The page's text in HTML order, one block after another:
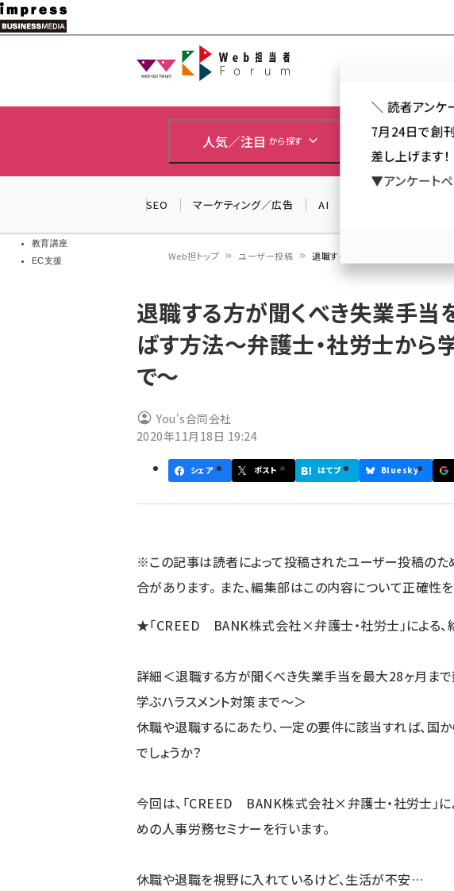
メ
イ
教育講座
EC支援
Web担当者Forum
人気／注目 から探す カテゴリ／種
SEO マーケティング／広告 AI
ン
く
ず
Web担トップ ユーザー投稿 退職する方が聞くべき失業手当を
退職する方が聞くべき失業手当
ばす方法〜弁護士・社労士から
で〜
You's合同会社
2020年11月18日 19:24
シェア ポスト はてブ Bluesky
※この記事は読者によって投稿されたユーザー投稿のた
合があります。 また、編集部はこの内容について正確性
★「CREED BANK株式会社×弁護士・社労士」による、
詳細＜退職する方が聞くべき失業手当を最大28ヶ月ま
学ぶハラスメント対策まで〜＞
休職や退職するにあたり、一定の要件に該当すれば、国
でしょうか？
今回は、「CREED BANK株式会社×弁護士・社労士」に
めの人事労務セミナーを行います。
休職や退職を視野に入れているけど、生活が不安…
＼ 読者アンケ
7月24日で創
差し上げます！
▼アンケート